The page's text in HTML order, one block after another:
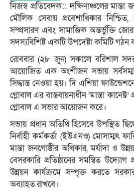
নিজস্ব প্রতিবেদক:: দক্ষিণাঞ্চলের মান্তা
মৌলিক সেবায় প্রবেশাধিকার
সম্প্রসারণ এবং সামাজিক অন্তর্ভুক্তি
সদস্যবিশিষ্ট একটি উপদেষ্টা কমিটি গঠন
রোববার (২৮ জুন) সকালে বরিশাল
আয়োজিত এক অংশীজন সভায়
সিদ্ধান্ত নেওয়া হয়। দি এশিয়া
গ্লোবাল এর বাস্তবায়নাধীন ‘মান্তা
গ্লোবাল এ সভার আয়োজন করে।
সভায় প্রধান অতিথি হিসেবে উপস্থিত
নির্বাহী কর্মকর্তা (ইউএনও) মোসাম্মৎ
মান্তা জনগোষ্ঠীর অধিকার, মর্যাদা ও
বেসরকারি প্রতিষ্ঠানের সমন্বিত
উন্নয়ন কার্যক্রমে সম্পৃক্ত করতে
অব্যাহত রাখবে।